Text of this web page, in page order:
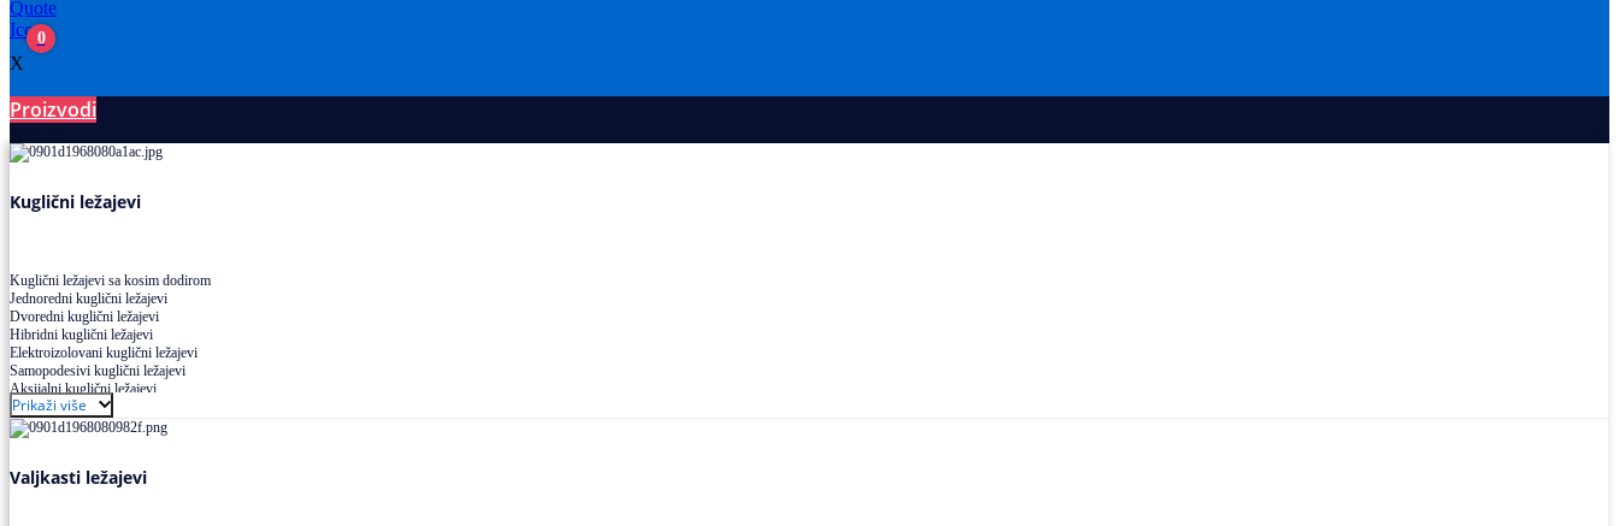
0
X
Proizvodi
Kuglični ležajevi
Kuglični ležajevi sa kosim dodirom
Jednoredni kuglični ležajevi
Dvoredni kuglični ležajevi
Hibridni kuglični ležajevi
Elektroizolovani kuglični ležajevi
Samopodesivi kuglični ležajevi
Aksijalni kuglični ležajevi
Kuglični ležajevi od nerđajućeg čelika
Prikaži više
Valjkasti ležajevi